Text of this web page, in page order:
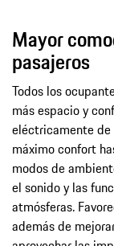
Mayor
pasajeros
Todos los
más espacio y
eléctricamente
máximo confort
modos de
el sonido y las
atmósferas.
además de